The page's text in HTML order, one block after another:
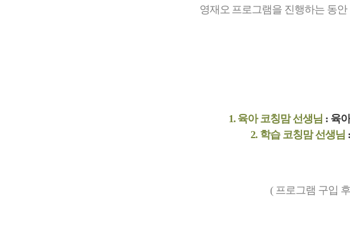
영재오 프로그램을 진행하는 동
1. 육아 코칭맘 선생님 : 육
2. 학습 코칭맘 선생님 :
( 프로그램 구입